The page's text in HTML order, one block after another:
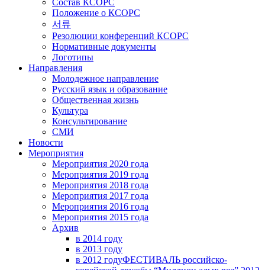
Состав КСОРС
Положение о КСОРС
서류
Резолюции конференций КСОРС
Нормативные документы
Логотипы
Направления
Молодежное направление
Русский язык и образование
Общественная жизнь
Культура
Консультирование
СМИ
Новости
Мероприятия
Мероприятия 2020 года
Мероприятия 2019 года
Мероприятия 2018 годa
Мероприятия 2017 года
Мероприятия 2016 года
Мероприятия 2015 года
Архив
в 2014 году
в 2013 году
в 2012 годуФЕСТИВАЛЬ российско-